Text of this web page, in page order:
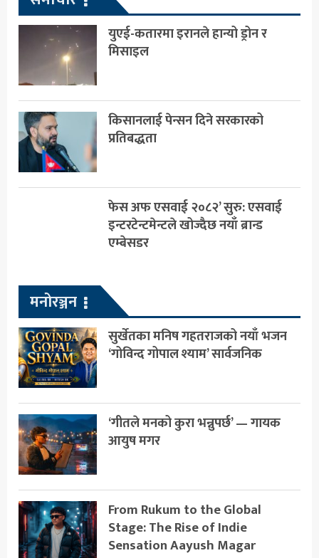
युएई-कतारमा इरानले हान्यो ड्रोन र
मिसाइल
किसानलाई पेन्सन दिने सरकारको
प्रतिबद्धता
फेस अफ एसवाई २०८२’ सुरु: एसवाई
इन्टरटेन्टमेन्टले खोज्दैछ नयाँ ब्रान्ड
एम्बेसडर
मनोरञ्जन
सुर्खेतका मनिष गहतराजको नयाँ भजन
‘गोविन्द गोपाल श्याम’ सार्वजनिक
‘गीतले मनको कुरा भन्नुपर्छ’ — गायक
आयुष मगर
From Rukum to the Global
Stage: The Rise of Indie
Sensation Aayush Magar